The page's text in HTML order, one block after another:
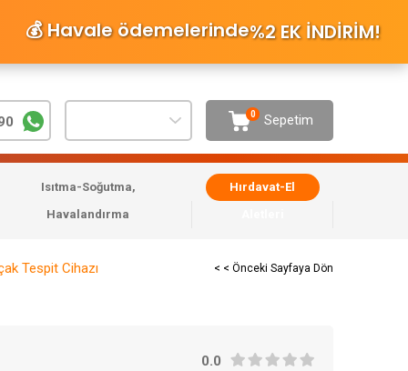
💰 Havale ödemelerinde%2 EK İNDİRİM!
Sepetim
0
Isıtma-Soğutma,
Havalandırma
Hırdavat-El
Tespit Cihazı < < Önceki Sayfaya Dön
0.0